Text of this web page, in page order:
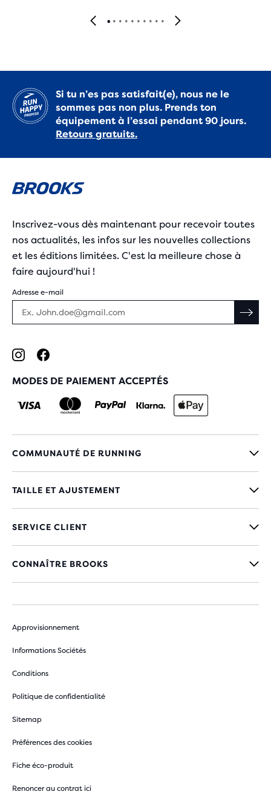
Si tu n’es pas satisfait(e), nous ne le
sommes pas non plus. Prends ton
équipement à l’essai pendant 90 jours.
Retours gratuits.
Inscrivez-vous dès maintenant pour recevoir toutes
nos actualités, les infos sur les nouvelles collections
et les éditions limitées. C'est la meilleure chose à
faire aujourd'hui !
Adresse e-mail
MODES DE PAIEMENT ACCEPTÉS
COMMUNAUTÉ DE RUNNING
TAILLE ET AJUSTEMENT
SERVICE CLIENT
CONNAÎTRE BROOKS
Approvisionnement
Informations Sociétés
Conditions
Politique de confidentialité
Sitemap
Préférences des cookies
Fiche éco-produit
Renoncer au contrat ici